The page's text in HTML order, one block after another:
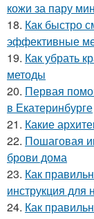
кожи за пару
18. Как быстро
эффективные
19. Как убрать
методы
20. Первая
в Екатеринбурге
21. Какие
22. Пошаговая
брови дома
23. Как
инструкция
24. Как